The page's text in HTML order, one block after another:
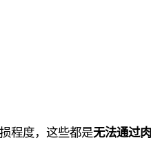
程度，这些都是无法通过